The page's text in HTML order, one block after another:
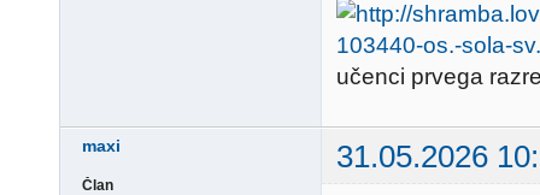
učenci prvega
maxi 31.05.2026
Član